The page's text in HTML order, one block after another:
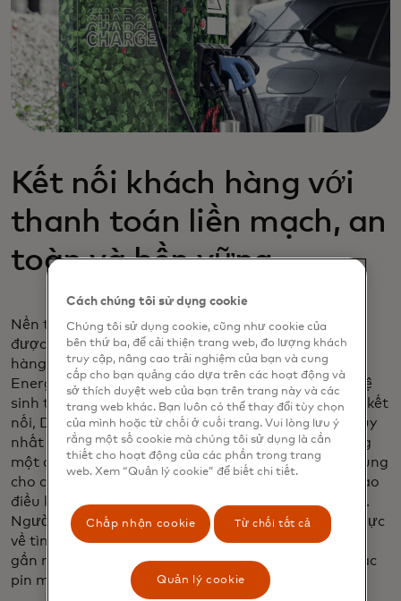
Kết nối khách hàng với
thanh toán liền mạch, an
toàn và bền vững
Nền tảng Digital Asset Broker của Vodafone đang
được trình diễn trong một thử nghiệm sạc xe điện
hàng đầu thông qua sự hợp tác của chúng tôi với
Energy Web. Được thiết kế để hoạt động với một hệ
sinh thái ngày càng phát triển của các phương tiện kết
nối, DAB cung cấp một dịch vụ với một ứng dụng duy
nhất và ví tích hợp, tức là một giải pháp tất cả trong
một cho thanh toán trong xe, giảm số lượng ứng dụng
cho các điểm sạc và công ty khác nhau, đồng thời tạo
điều kiện cho việc tối ưu hóa tuyến đường và chi phí.
Người lái xe có thể nhận thông tin theo thời gian thực
về tình trạng và khả năng tương thích của điểm sạc
gần nhất có sẵn và có thể ủy quyền cho xe của họ sạc
pin một cách dễ dàng.
Cách chúng tôi sử dụng cookie
Chúng tôi sử dụng cookie, cũng như cookie của
bên thứ ba, để cải thiện trang web, đo lượng khách
truy cập, nâng cao trải nghiệm của bạn và cung
cấp cho bạn quảng cáo dựa trên các hoạt động và
sở thích duyệt web của bạn trên trang này và các
trang web khác. Bạn luôn có thể thay đổi tùy chọn
của mình hoặc từ chối ở cuối trang. Vui lòng lưu ý
rằng một số cookie mà chúng tôi sử dụng là cần
thiết cho hoạt động của các phần trong trang
web. Xem “Quản lý cookie” để biết chi tiết.
Chấp nhận cookie Từ chối tất cả
Quản lý cookie